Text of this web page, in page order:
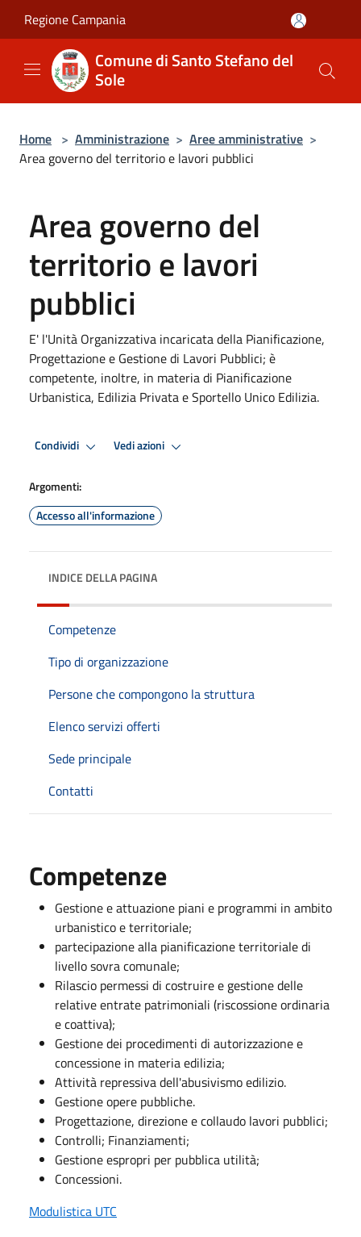
Regione Campania
Comune di Santo Stefano del
Sole
Home > Amministrazione > Aree amministrative >
Area governo del territorio e lavori pubblici
Area governo del
territorio e lavori
pubblici
E' l'Unità Organizzativa incaricata della Pianificazione,
Progettazione e Gestione di Lavori Pubblici; è
competente, inoltre, in materia di Pianificazione
Urbanistica, Edilizia Privata e Sportello Unico Edilizia.
Condividi Vedi azioni
Argomenti:
Accesso all'informazione
INDICE DELLA PAGINA
Competenze
Tipo di organizzazione
Persone che compongono la struttura
Elenco servizi offerti
Sede principale
Contatti
Competenze
Gestione e attuazione piani e programmi in ambito
urbanistico e territoriale;
partecipazione alla pianificazione territoriale di
livello sovra comunale;
Rilascio permessi di costruire e gestione delle
relative entrate patrimoniali (riscossione ordinaria
e coattiva);
Gestione dei procedimenti di autorizzazione e
concessione in materia edilizia;
Attività repressiva dell'abusivismo edilizio.
Gestione opere pubbliche.
Progettazione, direzione e collaudo lavori pubblici;
Controlli; Finanziamenti;
Gestione espropri per pubblica utilità;
Concessioni.
Modulistica UTC